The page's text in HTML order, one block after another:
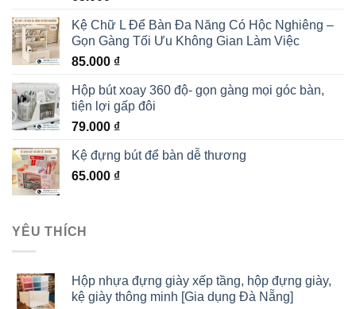
Kệ Chữ L Để Bàn Đa Năng Có Hộc Nghiêng –
Gọn Gàng Tối Ưu Không Gian Làm Việc
85.000 ₫
Hộp bút xoay 360 độ- gọn gàng mọi góc bàn,
tiện lợi gấp đôi
79.000 ₫
Kệ đựng bút để bàn dễ thương
65.000 ₫
YÊU THÍCH
Hộp nhựa đựng giày xếp tầng, hộp đựng giày,
kệ giày thông minh [Gia dụng Đà Nẵng]